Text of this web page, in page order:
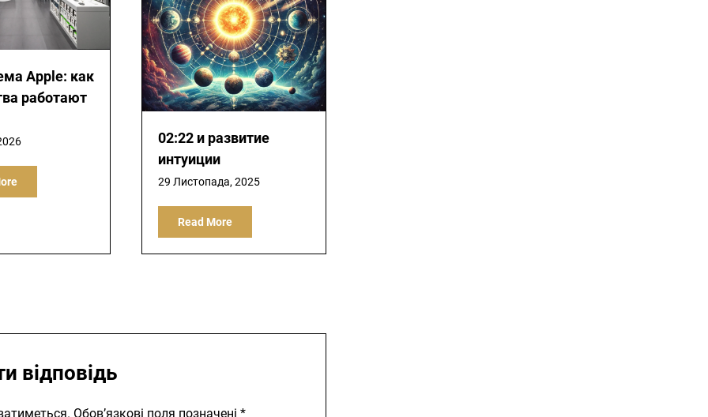
Apple: как
работают
02:22 и развитие
интуиции
29 Листопада, 2025
Read More
відповідь
Обов’язкові поля позначені *